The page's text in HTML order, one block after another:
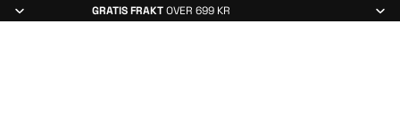
GRATIS FRAKTOVER 699 KR